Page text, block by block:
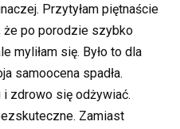
Przytyłam piętnaście
że po porodzie szybko
myliłam się. Było to dla
samoocena spadła.
i zdrowo się odżywiać.
Zamiast